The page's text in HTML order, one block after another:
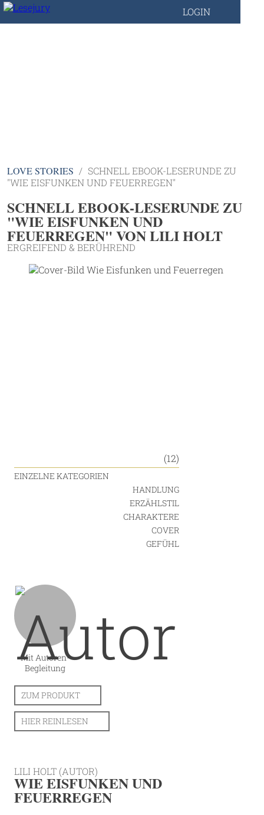
LOGIN
LOVE STORIES
SCHNELL EBOOK-LESERUNDE ZU
"WIE EISFUNKEN UND FEUERREGEN"
SCHNELL EBOOK-LESERUNDE ZU
"WIE EISFUNKEN UND
FEUERREGEN" VON LILI HOLT
ERGREIFEND & BERÜHREND
(12)
EINZELNE KATEGORIEN
HANDLUNG
ERZÄHLSTIL
CHARAKTERE
COVER
GEFÜHL
Mit Autoren-
Begleitung
ZUM PRODUKT
HIER REINLESEN
LILI HOLT (AUTOR)
WIE EISFUNKEN UND
FEUERREGEN